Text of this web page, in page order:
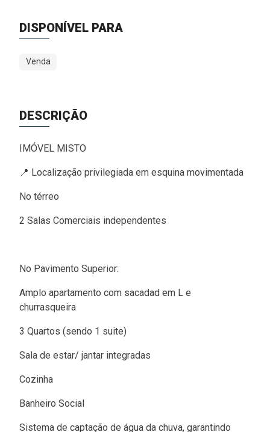
DISPONÍVEL PARA
Venda
DESCRIÇÃO
IMÓVEL MISTO
📍 Localização privilegiada em esquina movimentada
No térreo
2 Salas Comerciais independentes
No Pavimento Superior:
Amplo apartamento com sacadad em L e
churrasqueira
3 Quartos (sendo 1 suite)
Sala de estar/ jantar integradas
Cozinha
Banheiro Social
Sistema de captação de água da chuva, garantindo